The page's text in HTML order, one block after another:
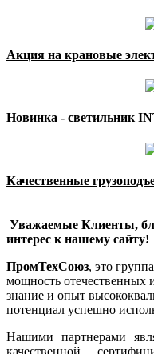
Акция на крановые
Новинка - светильник
Качественные
Уважаемые Клиенты,
интерес к нашему сайту!
ПромТехСоюз, это
мощность отечественных
знание и опыт
потенциал успешно
Нашими партнерами